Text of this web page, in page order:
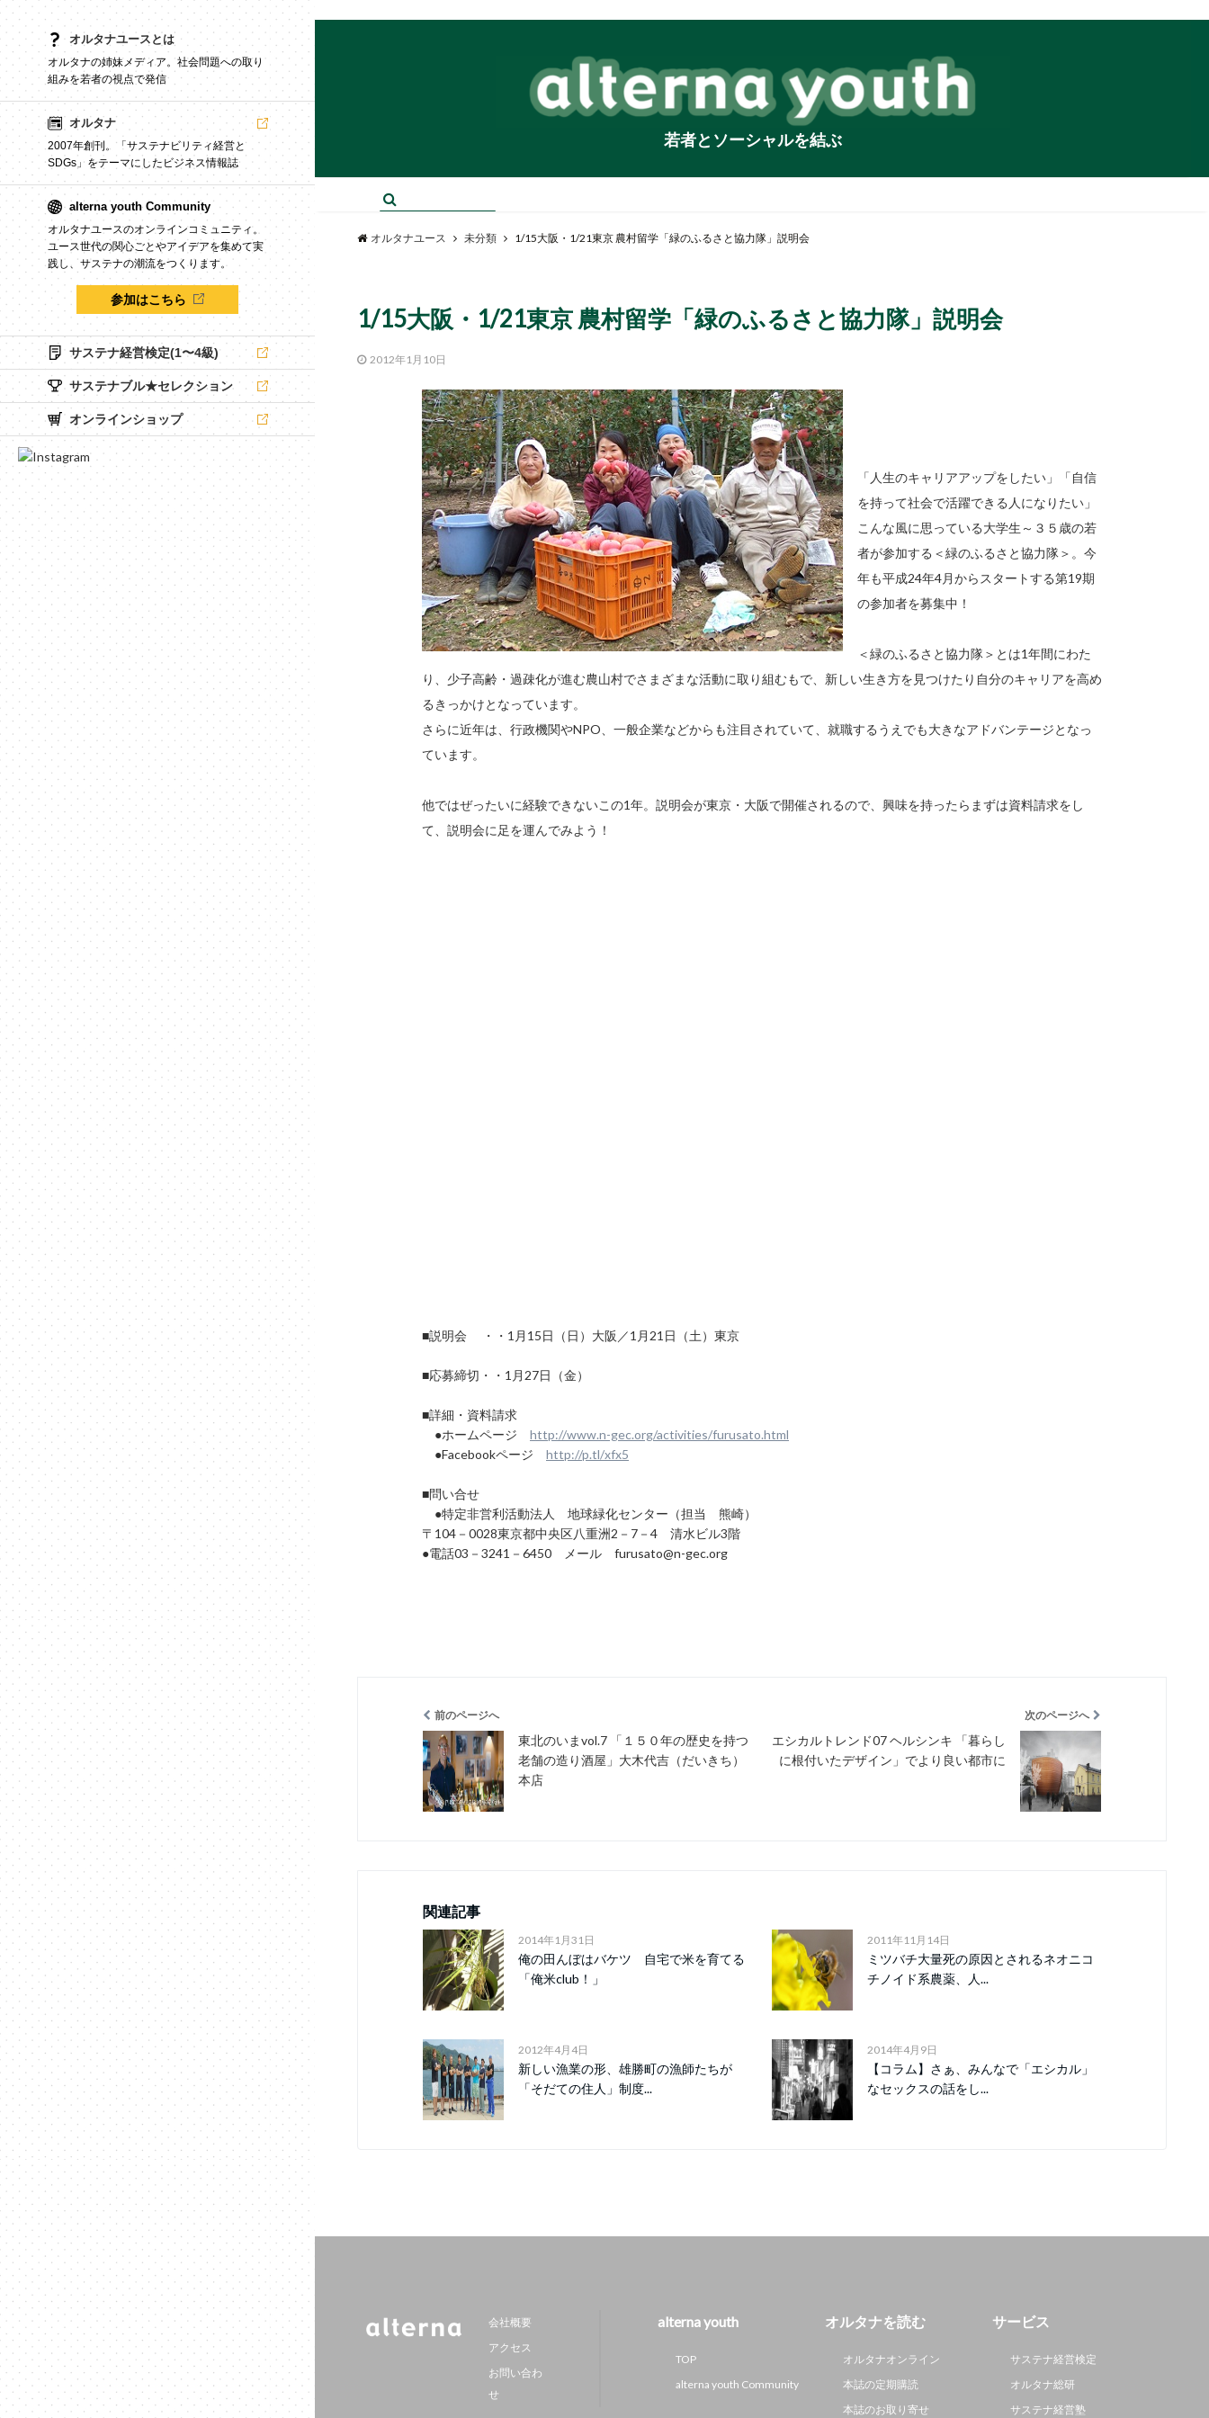
オルタナユースとは
オルタナの姉妹メディア。社会問題への取り
組みを若者の視点で発信
オルタナ
2007年創刊。「サステナビリティ経営と
SDGs」をテーマにしたビジネス情報誌
alterna youth Community
オルタナユースのオンラインコミュニティ。
ユース世代の関心ごとやアイデアを集めて実
践し、サステナの潮流をつくります。
参加はこちら
サステナ経営検定(1〜4級)
サステナブル★セレクション
オンラインショップ
若者とソーシャルを結ぶ
オルタナユース 未分類 1/15大阪・1/21東京 農村留学「緑のふるさと協力隊」説明会
1/15大阪・1/21東京 農村留学「緑のふるさと協力隊」説明会
2012年1月10日
「人生のキャリアアップをしたい」「自信
を持って社会で活躍できる人になりたい」
こんな風に思っている大学生～３５歳の若
者が参加する＜緑のふるさと協力隊＞。今
年も平成24年4月からスタートする第19期
の参加者を募集中！
＜緑のふるさと協力隊＞とは1年間にわた
り、少子高齢・過疎化が進む農山村でさまざまな活動に取り組むもで、新しい生き方を見つけたり自分のキャリアを高め
るきっかけとなっています。
さらに近年は、行政機関やNPO、一般企業などからも注目されていて、就職するうえでも大きなアドバンテージとなっ
ています。
他ではぜったいに経験できないこの1年。説明会が東京・大阪で開催されるので、興味を持ったらまずは資料請求をし
て、説明会に足を運んでみよう！
■説明会 ・・1月15日（日）大阪／1月21日（土）東京
■応募締切・・1月27日（金）
■詳細・資料請求
●ホームページ http://www.n-gec.org/activities/furusato.html
●Facebookページ http://p.tl/xfx5
■問い合せ
●特定非営利活動法人 地球緑化センター（担当 熊崎）
〒104－0028東京都中央区八重洲2－7－4 清水ビル3階
●電話03－3241－6450 メール furusato@n-gec.org
前のページへ
東北のいまvol.7 「１５０年の歴史を持つ
老舗の造り酒屋」大木代吉（だいきち）
本店
次のページへ
エシカルトレンド07 ヘルシンキ 「暮らし
に根付いたデザイン」でより良い都市に
関連記事
2014年1月31日
俺の田んぼはバケツ 自宅で米を育てる
「俺米club！」
2011年11月14日
ミツバチ大量死の原因とされるネオニコ
チノイド系農薬、人...
2012年4月4日
新しい漁業の形、雄勝町の漁師たちが
「そだての住人」制度...
2014年4月9日
【コラム】さぁ、みんなで「エシカル」
なセックスの話をし...
会社概要
アクセス
お問い合わ
せ
alterna youth
TOP
alterna youth Community
オルタナを読む
オルタナオンライン
本誌の定期購読
本誌のお取り寄せ
サービス
サステナ経営検定
オルタナ総研
サステナ経営塾